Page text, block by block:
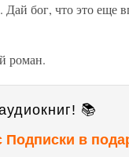
Дай бог, что это еще
роман.
📚
Подписки в